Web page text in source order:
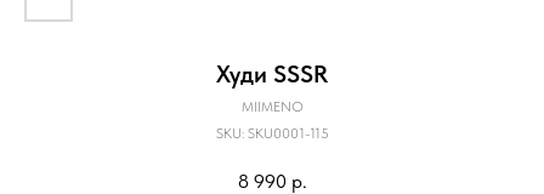
Худи SSSR
MIIMENO
SKU: SKU0001-115
8 990 р.